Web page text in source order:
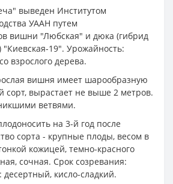
выведен Институтом
УААН путем
вишни "Любская" и дюка (гибрид
19". Урожайность:
взрослого дерева.
вишня имеет шарообразную
сорт, вырастает не выше 2 метров.
ветвями.
на 3-й год после
сорта - крупные плоды, весом в
кожицей, темно-красного
сочная. Срок созревания:
кисло-сладкий.